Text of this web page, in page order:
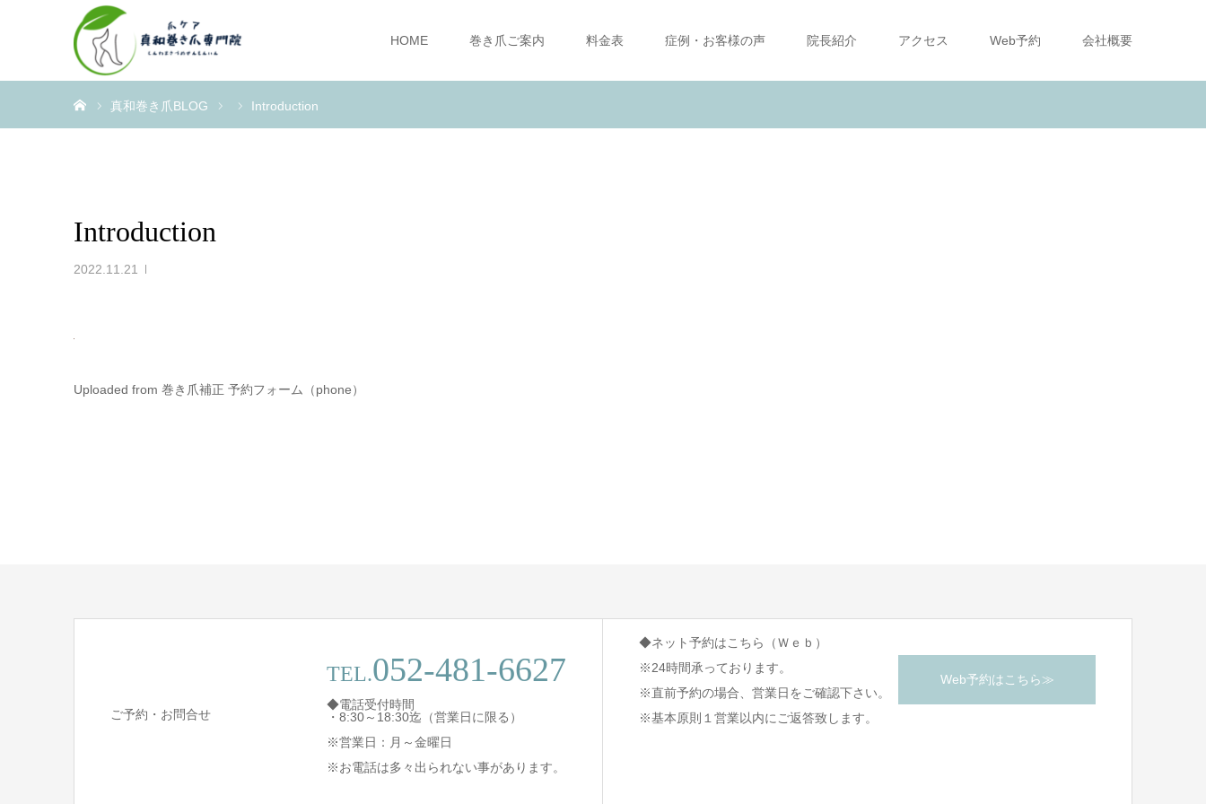
HOME 巻き爪ご案内 料金表 症例・お客様の声 院長紹介 アクセス Web予約 会社概要
真和巻き爪BLOG Introduction
Introduction
2022.11.21
Uploaded from 巻き爪補正 予約フォーム（phone）
ご予約・お問合せ
TEL.052-481-6627
◆電話受付時間
・8:30～18:30迄（営業日に限る）
※営業日：月～金曜日
※お電話は多々出られない事があります。
◆ネット予約はこちら（Ｗｅｂ）
※24時間承っております。
※直前予約の場合、営業日をご確認下さい。
※基本原則１営業以内にご返答致します。
Web予約はこちら≫